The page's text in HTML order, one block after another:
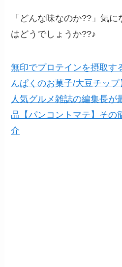
「どんな味なのか??」気
はどうでしょうか??♪
無印でプロテインを摂取す
んぱくのお菓子/大豆チッ
人気グルメ雑誌の編集長が
品【パンコントマテ】その
介